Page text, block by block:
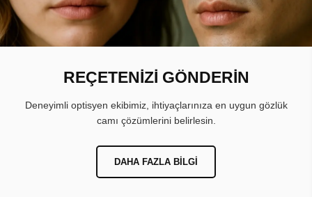
REÇETENİZİ GÖNDERİN
Deneyimli optisyen ekibimiz, ihtiyaçlarınıza en uygun gözlük
camı çözümlerini belirlesin.
DAHA FAZLA BILGI